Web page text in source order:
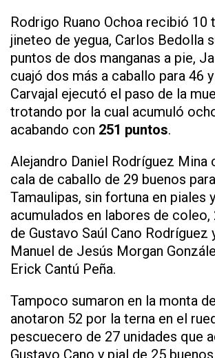
Rodrigo Ruano Ochoa recibió 10
jineteo de yegua, Carlos Bedolla
puntos de dos manganas a pie,
cuajó dos más a caballo para 46
Carvajal ejecutó el paso de la
trotando por la cual acumuló
acabando con 251 puntos.
Alejandro Daniel Rodríguez Mina
cala de caballo de 29 buenos para
Tamaulipas, sin fortuna en piales
acumulados en labores de coleo,
de Gustavo Saúl Cano Rodríguez
Manuel de Jesús Morgan
Erick Cantú Peña.
Tampoco sumaron en la monta
anotaron 52 por la terna en el
pescuecero de 27 unidades que